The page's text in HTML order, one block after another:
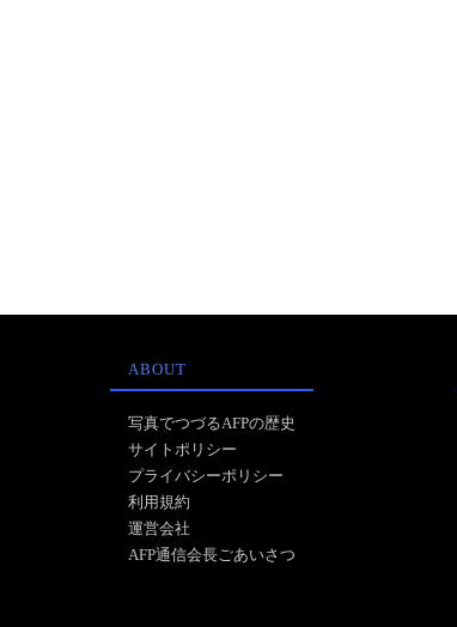
ABOUT
写真でつづるAFPの歴史
サイトポリシー
プライバシーポリシー
利用規約
運営会社
AFP通信会長ごあいさつ